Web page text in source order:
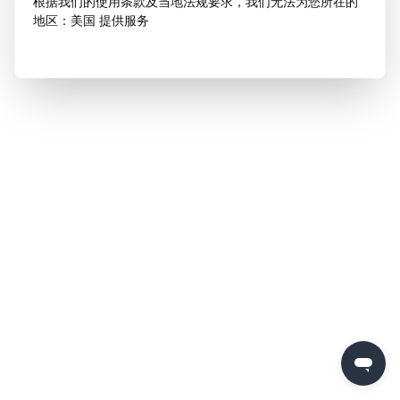
地区：美国 提供服务